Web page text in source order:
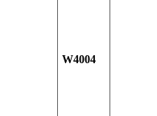
W4004